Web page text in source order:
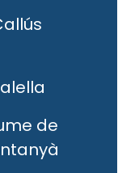
de